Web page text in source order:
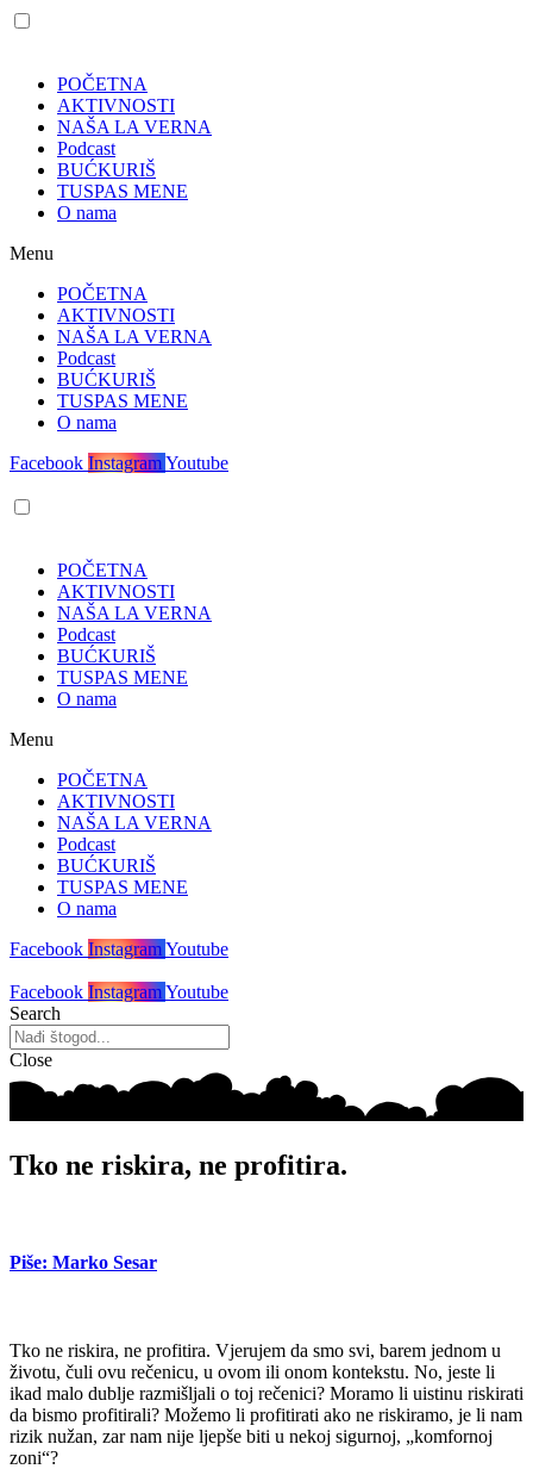
POČETNA
AKTIVNOSTI
NAŠA LA VERNA
Podcast
BUĆKURIŠ
TUSPAS MENE
O nama
Menu
POČETNA
AKTIVNOSTI
NAŠA LA VERNA
Podcast
BUĆKURIŠ
TUSPAS MENE
O nama
Facebook InstagramYoutube
POČETNA
AKTIVNOSTI
NAŠA LA VERNA
Podcast
BUĆKURIŠ
TUSPAS MENE
O nama
Menu
POČETNA
AKTIVNOSTI
NAŠA LA VERNA
Podcast
BUĆKURIŠ
TUSPAS MENE
O nama
Facebook InstagramYoutube
Facebook InstagramYoutube
Search
Close
Tko ne riskira, ne profitira.
Piše: Marko Sesar
Tko ne riskira, ne profitira. Vjerujem da smo svi, barem jednom u
životu, čuli ovu rečenicu, u ovom ili onom kontekstu. No, jeste li
ikad malo dublje razmišljali o toj rečenici? Moramo li uistinu riskirati
da bismo profitirali? Možemo li profitirati ako ne riskiramo, je li nam
rizik nužan, zar nam nije ljepše biti u nekoj sigurnoj, „komfornoj
zoni“?